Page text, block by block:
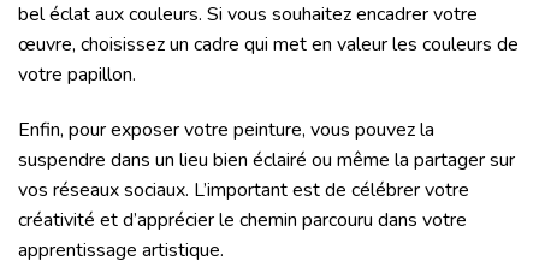
bel éclat aux couleurs. Si vous souhaitez encadrer votre
œuvre, choisissez un cadre qui met en valeur les couleurs de
votre papillon.
Enfin, pour exposer votre peinture, vous pouvez la
suspendre dans un lieu bien éclairé ou même la partager sur
vos réseaux sociaux. L’important est de célébrer votre
créativité et d’apprécier le chemin parcouru dans votre
apprentissage artistique.